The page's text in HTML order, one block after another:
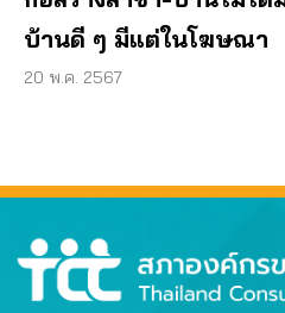
บ้านดี ๆ มีแต่ในโฆษณา
20 พ.ค. 2567